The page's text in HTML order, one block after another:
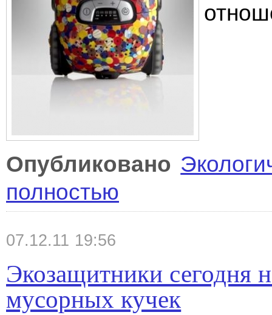
Опубликовано
полностью
07.12.11 19:56
Экозащитники сегодня
мусорных кучек